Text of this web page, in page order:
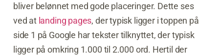
bliver belønnet med gode placeringer. Dette ses
ved at landing pages, der typisk ligger i toppen på
side 1 på Google har tekster tilknyttet, der typisk
ligger på omkring 1.000 til 2.000 ord. Hertil der